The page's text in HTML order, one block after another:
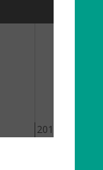
2019